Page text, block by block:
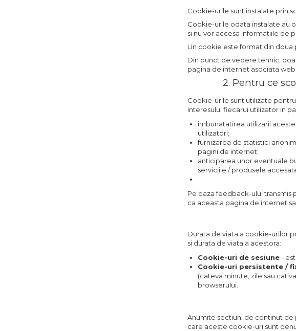
Cookie-urile sunt instalate prin
Cookie-urile odata instalate au
si nu vor accesa informatiile de
Un cookie este format din doua
Din punct de vedere tehnic,
pagina de internet asociata
2. Pentru ce
Cookie-urile sunt utilizate
interesului fiecarui utilizator in
imbunatatirea utilizarii
utilizatori;
furnizarea de statistici
pagini de internet;
anticiparea unor eventuale
serviciile / produsele
Pe baza feedback-ului
ca aceasta pagina de internet
Durata de viata a cookie-urilor
si durata de viata a acestora:
Cookie-uri de sesiune-
Cookie-uri persistente /
(cateva minute, zile sau
browserului.
Anumite sectiuni de continut
care aceste cookie-uri sunt